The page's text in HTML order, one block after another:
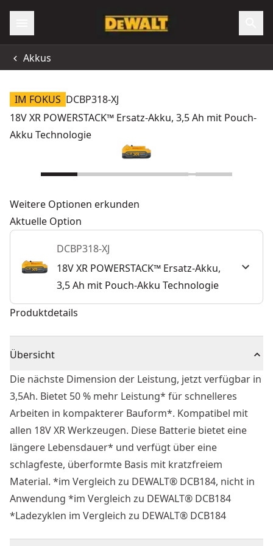
Akkus
IM FOKUS DCBP318-XJ
18V XR POWERSTACK™ Ersatz-Akku, 3,5 Ah mit Pouch-
Akku Technologie
Weitere Optionen erkunden
Aktuelle Option
DCBP318-XJ
18V XR POWERSTACK™ Ersatz-Akku,
3,5 Ah mit Pouch-Akku Technologie
Produktdetails
Übersicht
Die nächste Dimension der Leistung, jetzt verfügbar in
3,5Ah. Bietet 50 % mehr Leistung* für schnelleres
Arbeiten in kompakterer Bauform*. Kompatibel mit
allen 18V XR Werkzeugen. Diese Batterie bietet eine
längere Lebensdauer* und verfügt über eine
schlagfeste, überformte Basis mit kratzfreiem
Material. *im Vergleich zu DEWALT® DCB184, nicht in
Anwendung *im Vergleich zu DEWALT® DCB184
*Ladezyklen im Vergleich zu DEWALT® DCB184